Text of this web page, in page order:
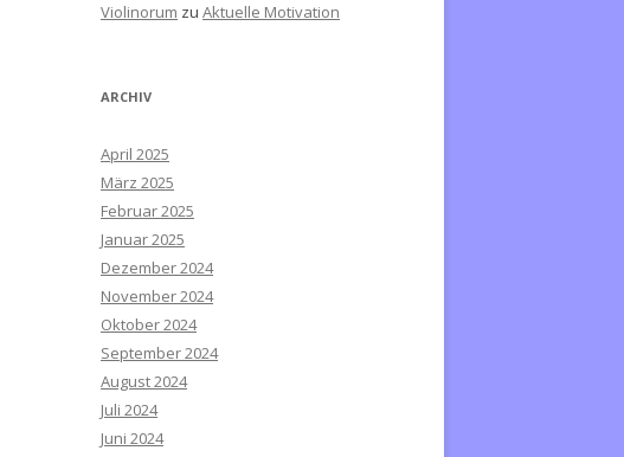
Violinorum zu Aktuelle Motivation
ARCHIV
April 2025
März 2025
Februar 2025
Januar 2025
Dezember 2024
November 2024
Oktober 2024
September 2024
August 2024
Juli 2024
Juni 2024